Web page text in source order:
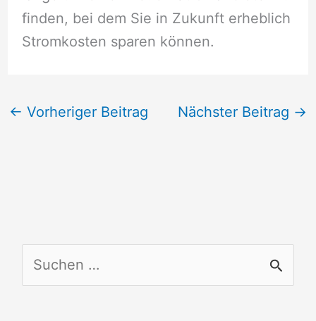
finden, bei dem Sie in Zukunft erheblich
Stromkosten sparen können.
← Vorheriger Beitrag Nächster Beitrag →
u